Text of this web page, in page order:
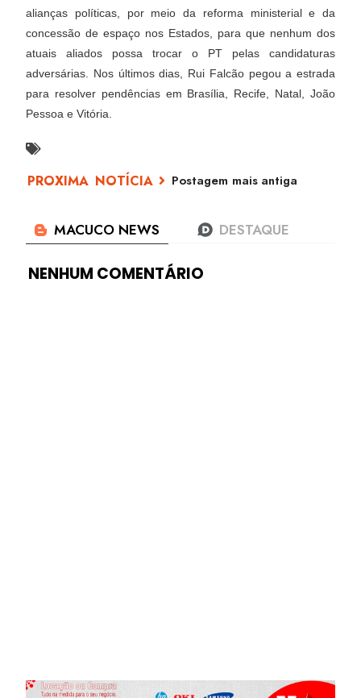
alianças políticas, por meio da reforma ministerial e da
concessão de espaço nos Estados, para que nenhum dos
atuais aliados possa trocar o PT pelas candidaturas
adversárias. Nos últimos dias, Rui Falcão pegou a estrada
para resolver pendências em Brasília, Recife, Natal, João
Pessoa e Vitória.
Postagem mais antiga
NENHUM COMENTÁRIO